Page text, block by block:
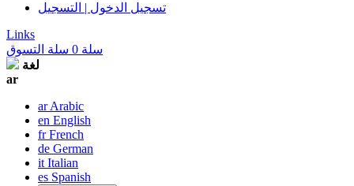
تسجيل الدخول | التسجيل
Links
سلة 0 سلة التسوق
لغة
ar
ar Arabic
en English
fr French
de German
it Italian
es Spanish